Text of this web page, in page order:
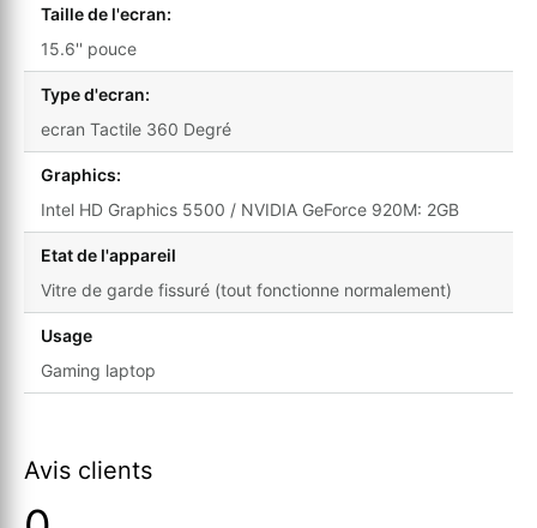
Taille de l'ecran:
15.6'' pouce
Type d'ecran:
ecran Tactile 360 Degré
Graphics:
Intel HD Graphics 5500 / NVIDIA GeForce 920M: 2GB
Etat de l'appareil
Vitre de garde fissuré (tout fonctionne normalement)
Usage
Gaming laptop
Avis clients